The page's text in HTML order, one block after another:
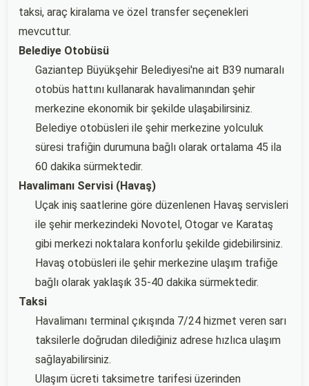
taksi, araç kiralama ve özel transfer seçenekleri
mevcuttur.
Belediye Otobüsü
Gaziantep Büyükşehir Belediyesi'ne ait B39 numaralı
otobüs hattını kullanarak havalimanından şehir
merkezine ekonomik bir şekilde ulaşabilirsiniz.
Belediye otobüsleri ile şehir merkezine yolculuk
süresi trafiğin durumuna bağlı olarak ortalama 45 ila
60 dakika sürmektedir.
Havalimanı Servisi (Havaş)
Uçak iniş saatlerine göre düzenlenen Havaş servisleri
ile şehir merkezindeki Novotel, Otogar ve Karataş
gibi merkezi noktalara konforlu şekilde gidebilirsiniz.
Havaş otobüsleri ile şehir merkezine ulaşım trafiğe
bağlı olarak yaklaşık 35-40 dakika sürmektedir.
Taksi
Havalimanı terminal çıkışında 7/24 hizmet veren sarı
taksilerle doğrudan dilediğiniz adrese hızlıca ulaşım
sağlayabilirsiniz.
Ulaşım ücreti taksimetre tarifesi üzerinden